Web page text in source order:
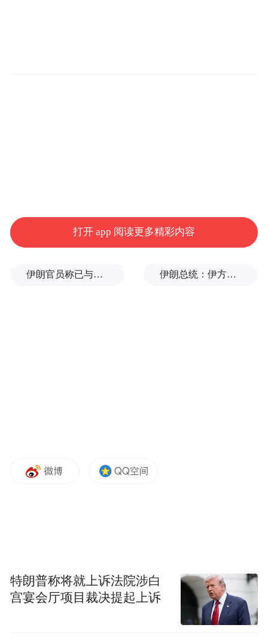
打开 app 阅读更多精彩内容
伊朗官员称已与阿曼就霍尔木兹海峡通行问题明确总体框架 伊朗总统：伊方未在涉谅解备忘录的谈判中作任何让步
特朗普称将就上诉法院涉白
宫宴会厅项目裁决提起上诉